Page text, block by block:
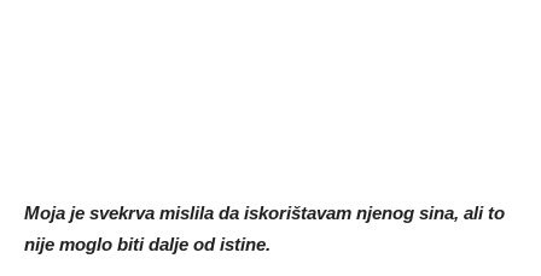
Moja je svekrva mislila da iskorištavam njenog sina, ali to
nije moglo biti dalje od istine.